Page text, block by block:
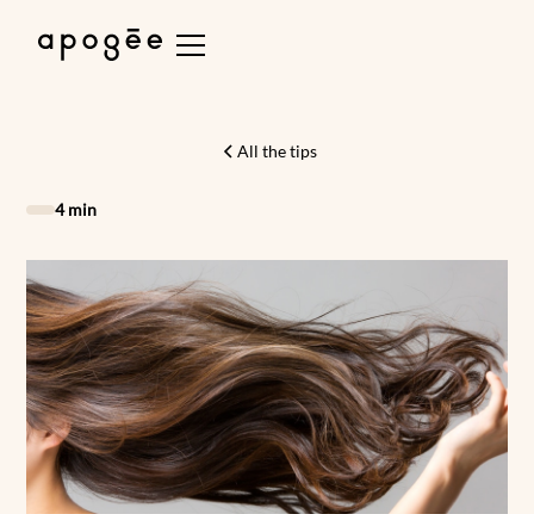
All the tips
4 min